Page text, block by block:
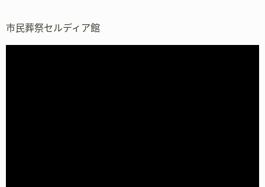
市民葬祭セルディア館